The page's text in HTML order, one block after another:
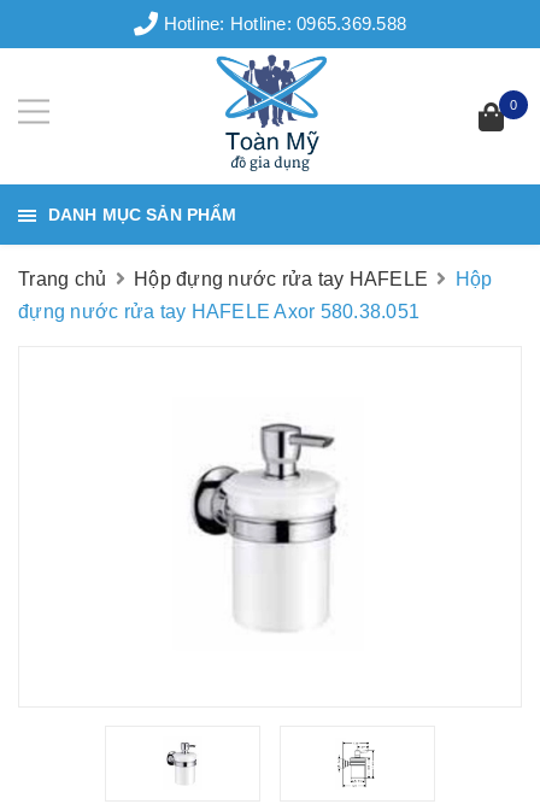
Hotline: Hotline: 0965.369.588
0
DANH MỤC SẢN PHẨM
Trang chủ Hộp đựng nước rửa tay HAFELE
Hộp
đựng nước rửa tay HAFELE Axor 580.38.051